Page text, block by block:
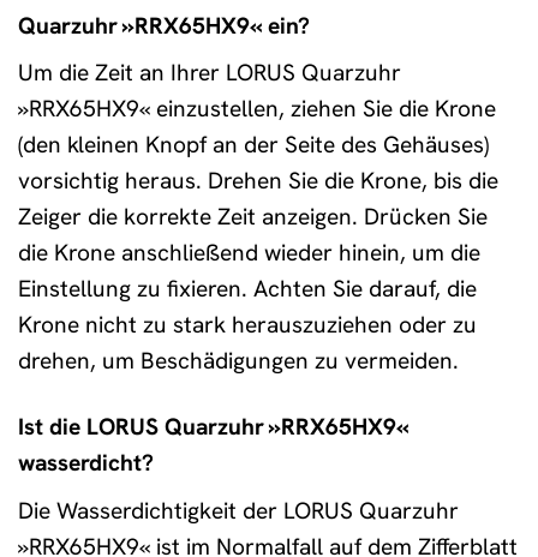
Quarzuhr »RRX65HX9« ein?
Um die Zeit an Ihrer LORUS Quarzuhr
»RRX65HX9« einzustellen, ziehen Sie die Krone
(den kleinen Knopf an der Seite des Gehäuses)
vorsichtig heraus. Drehen Sie die Krone, bis die
Zeiger die korrekte Zeit anzeigen. Drücken Sie
die Krone anschließend wieder hinein, um die
Einstellung zu fixieren. Achten Sie darauf, die
Krone nicht zu stark herauszuziehen oder zu
drehen, um Beschädigungen zu vermeiden.
Ist die LORUS Quarzuhr »RRX65HX9«
wasserdicht?
Die Wasserdichtigkeit der LORUS Quarzuhr
»RRX65HX9« ist im Normalfall auf dem Zifferblatt